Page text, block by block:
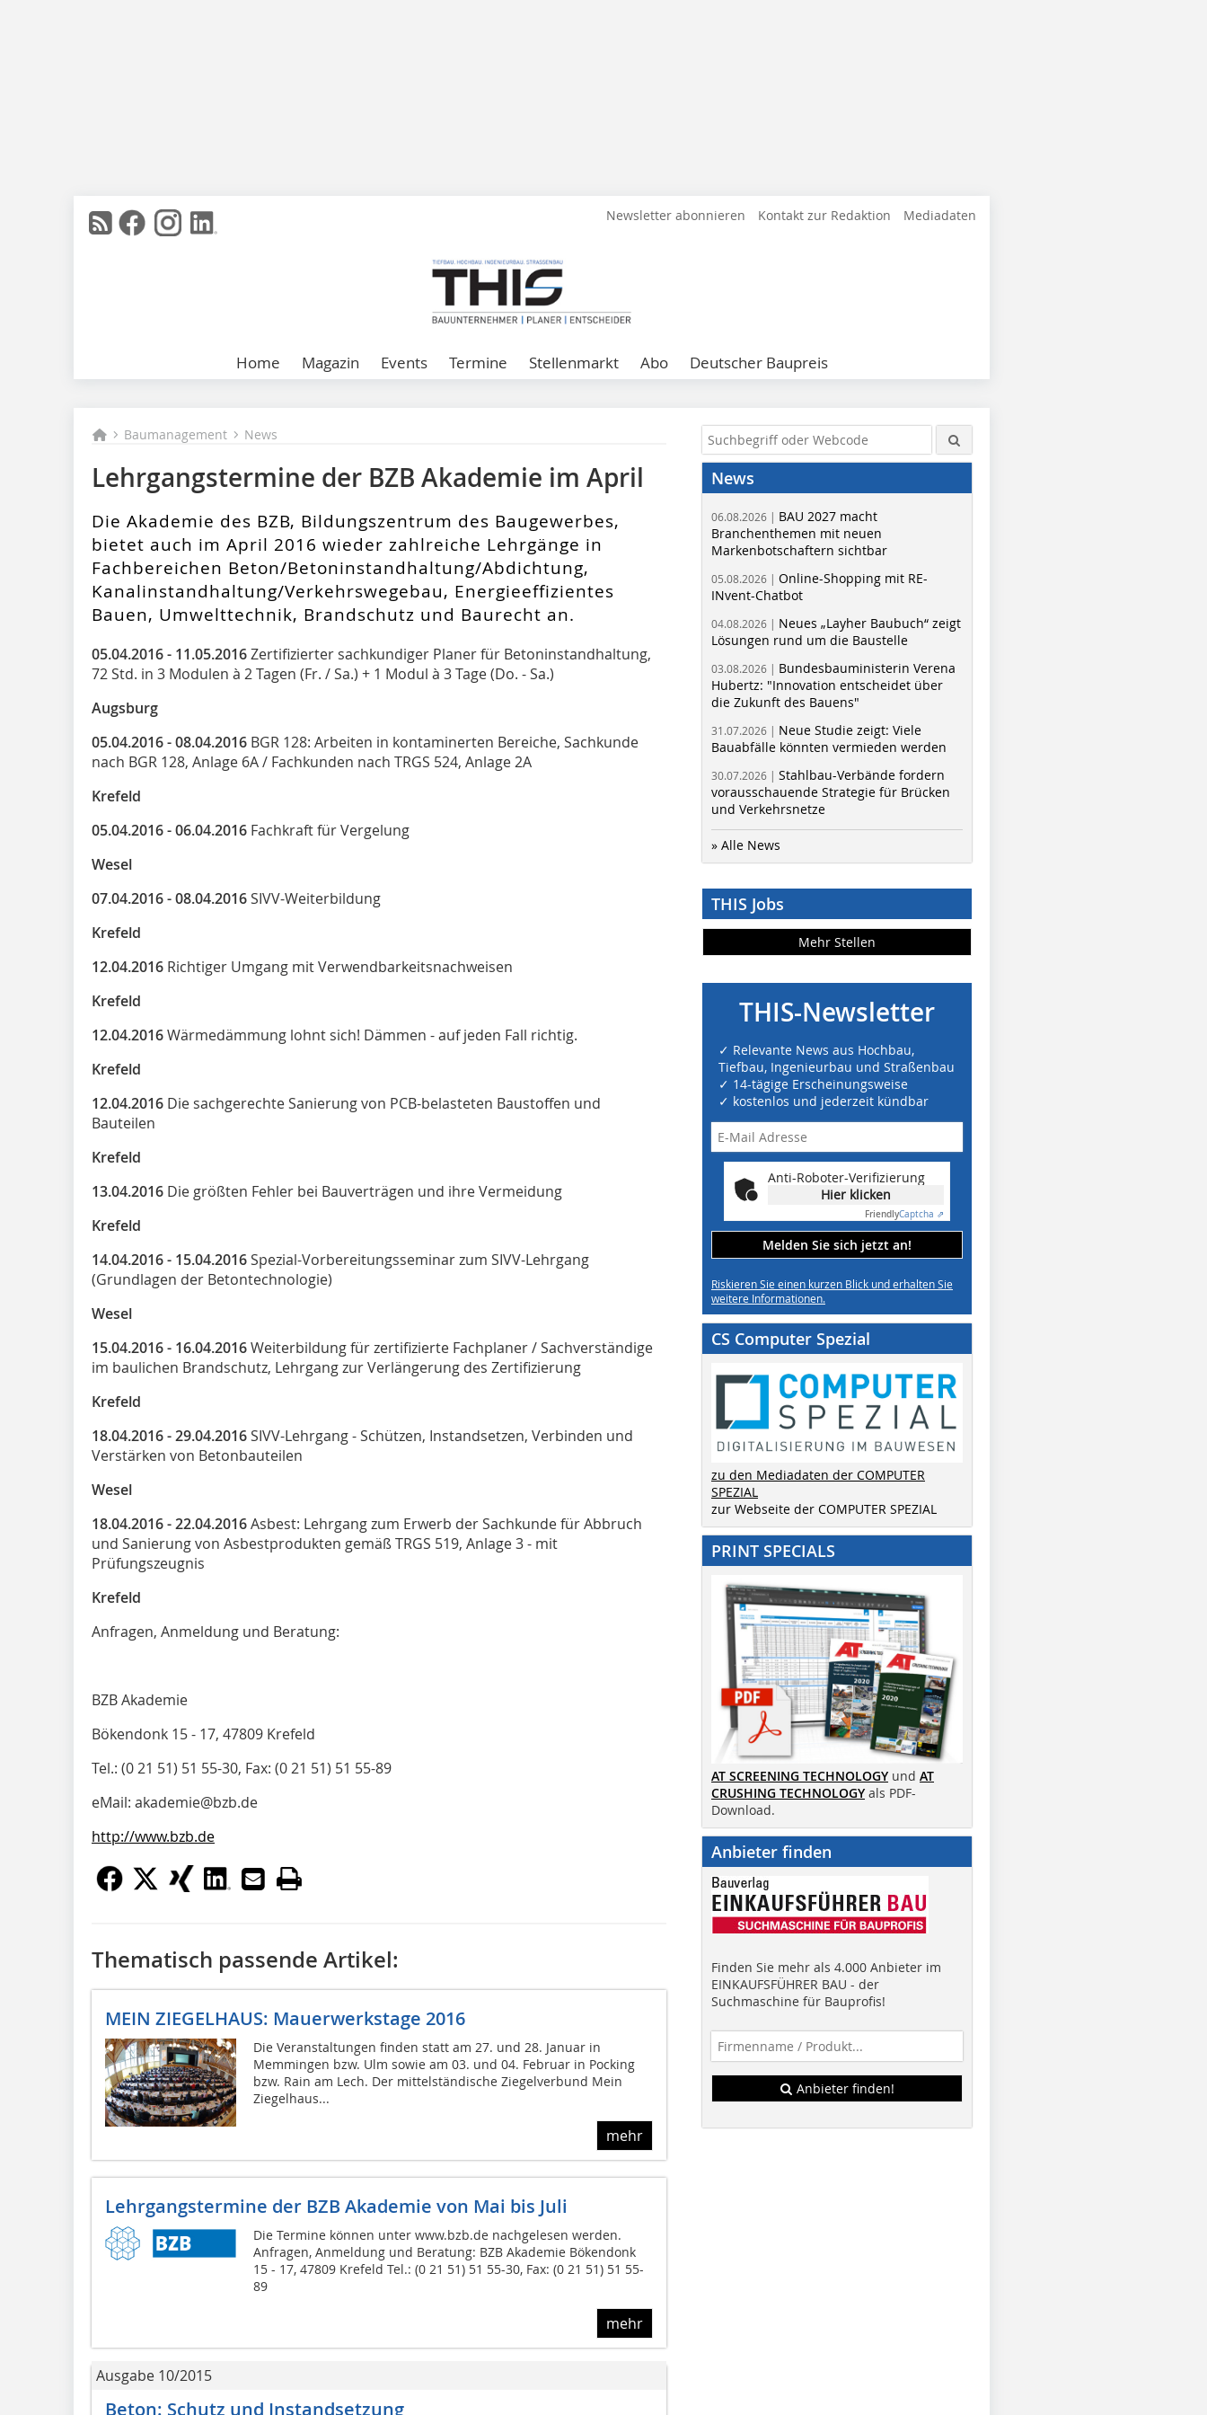
Newsletter abonnieren Kontakt zur Redaktion Mediadaten
Home Magazin Events Termine Stellenmarkt Abo Deutscher Baupreis
Baumanagement News
Lehrgangstermine der BZB Akademie im April
Die Akademie des BZB, Bildungszentrum des Baugewerbes,
bietet auch im April 2016 wieder zahlreiche Lehrgänge in
Fachbereichen Beton/Betoninstandhaltung/Abdichtung,
Kanalinstandhaltung/Verkehrswegebau, Energieeffizientes
Bauen, Umwelttechnik, Brandschutz und Baurecht an.
05.04.2016 - 11.05.2016Zertifizierter sachkundiger Planer für Betoninstandhaltung,
72 Std. in 3 Modulen à 2 Tagen (Fr. / Sa.) + 1 Modul à 3 Tage (Do. - Sa.)
Augsburg
05.04.2016 - 08.04.2016 BGR 128: Arbeiten in kontaminerten Bereiche, Sachkunde
nach BGR 128, Anlage 6A / Fachkunden nach TRGS 524, Anlage 2A
Krefeld
05.04.2016 - 06.04.2016 Fachkraft für Vergelung
Wesel
07.04.2016 - 08.04.2016SIVV-Weiterbildung
Krefeld
12.04.2016 Richtiger Umgang mit Verwendbarkeitsnachweisen
Krefeld
12.04.2016Wärmedämmung lohnt sich! Dämmen - auf jeden Fall richtig.
Krefeld
12.04.2016 Die sachgerechte Sanierung von PCB-belasteten Baustoffen und
Bauteilen
Krefeld
13.04.2016 Die größten Fehler bei Bauverträgen und ihre Vermeidung
Krefeld
14.04.2016 - 15.04.2016Spezial-Vorbereitungsseminar zum SIVV-Lehrgang
(Grundlagen der Betontechnologie)
Wesel
15.04.2016 - 16.04.2016Weiterbildung für zertifizierte Fachplaner / Sachverständige
im baulichen Brandschutz, Lehrgang zur Verlängerung des Zertifizierung
Krefeld
18.04.2016 - 29.04.2016SIVV-Lehrgang - Schützen, Instandsetzen, Verbinden und
Verstärken von Betonbauteilen
Wesel
18.04.2016 - 22.04.2016Asbest: Lehrgang zum Erwerb der Sachkunde für Abbruch
und Sanierung von Asbestprodukten gemäß TRGS 519, Anlage 3 - mit
Prüfungszeugnis
Krefeld
Anfragen, Anmeldung und Beratung:
BZB Akademie
Bökendonk 15 - 17, 47809 Krefeld
Tel.: (0 21 51) 51 55-30, Fax: (0 21 51) 51 55-89
eMail: akademie@bzb.de
http://www.bzb.de
Thematisch passende Artikel:
MEIN ZIEGELHAUS: Mauerwerkstage 2016
Die Veranstaltungen finden statt am 27. und 28. Januar in
Memmingen bzw. Ulm sowie am 03. und 04. Februar in Pocking
bzw. Rain am Lech. Der mittelständische Ziegelverbund Mein
Ziegelhaus...
mehr
Lehrgangstermine der BZB Akademie von Mai bis Juli
Die Termine können unter www.bzb.de nachgelesen werden.
Anfragen, Anmeldung und Beratung: BZB Akademie Bökendonk
15 - 17, 47809 Krefeld Tel.: (0 21 51) 51 55-30, Fax: (0 21 51) 51 55-
89
mehr
Ausgabe 10/2015
Beton: Schutz und Instandsetzung
News
06.08.2026 | BAU 2027 macht
Branchenthemen mit neuen
Markenbotschaftern sichtbar
05.08.2026 | Online-Shopping mit RE-
INvent-Chatbot
04.08.2026 | Neues „Layher Baubuch“ zeigt
Lösungen rund um die Baustelle
03.08.2026 | Bundesbauministerin Verena
Hubertz: "Innovation entscheidet über
die Zukunft des Bauens"
31.07.2026 | Neue Studie zeigt: Viele
Bauabfälle könnten vermieden werden
30.07.2026 | Stahlbau-Verbände fordern
vorausschauende Strategie für Brücken
und Verkehrsnetze
» Alle News
THIS Jobs
Mehr Stellen
THIS-Newsletter
✓ Relevante News aus Hochbau,
Tiefbau, Ingenieurbau und Straßenbau
✓ 14-tägige Erscheinungsweise
✓ kostenlos und jederzeit kündbar
Anti-Roboter-Verifizierung
Hier klicken
FriendlyCaptcha ⇗
Melden Sie sich jetzt an!
Riskieren Sie einen kurzen Blick und erhalten Sie
weitere Informationen.
CS Computer Spezial
zu den Mediadaten der COMPUTER
SPEZIAL
zur Webseite der COMPUTER SPEZIAL
PRINT SPECIALS
AT SCREENING TECHNOLOGY und AT
CRUSHING TECHNOLOGY als PDF-
Download.
Anbieter finden
Finden Sie mehr als 4.000 Anbieter im
EINKAUFSFÜHRER BAU - der
Suchmaschine für Bauprofis!
Anbieter finden!